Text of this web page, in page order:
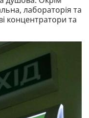
лабораторія та
концентратори та